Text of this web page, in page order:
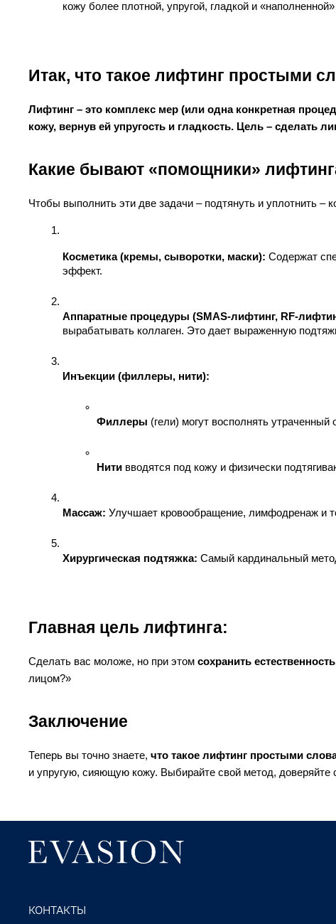
кожу более плотной, упругой, гладкой и
Итак, что такое лифтинг простыми
Лифтинг – это комплекс мер (или одна конкретная
кожу, вернув ей упругость и гладкость. Цель –
Какие бывают «помощники»
Чтобы выполнить эти две задачи – подтянуть и уплотнить –
Косметика (кремы, сыворотки, маски): Содержат
эффект.
Аппаратные процедуры (SMAS-лифтинг, RF-
вырабатывать коллаген. Это дает выраженную
Инъекции (филлеры, нити):
Филлеры (гели) могут восполнять
Нити вводятся под кожу и физически
Массаж: Улучшает кровообращение, лимфодренаж и
Хирургическая подтяжка: Самый кардинальный
Главная цель лифтинга:
Сделать вас моложе, но при этом сохранить естественность
лицом?»
Заключение
Теперь вы точно знаете, что такое лифтинг простыми
и упругую, сияющую кожу. Выбирайте свой метод, доверяйте
КОНТАКТЫ